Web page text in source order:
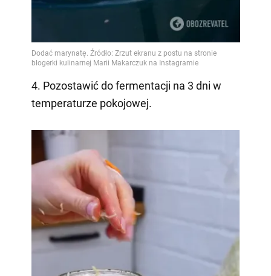
4. Pozostawić do fermentacji na 3 dni w
temperaturze pokojowej.